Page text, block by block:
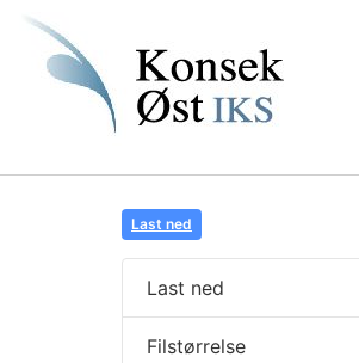
Last ned
Last ned
Filstørrelse